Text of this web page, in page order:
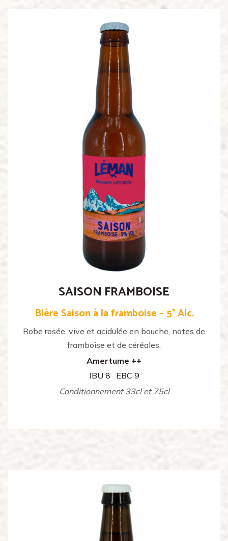
SAISON FRAMBOISE
Bière Saison à la framboise – 5° Alc.
Robe rosée, vive et acidulée en bouche, notes de
framboise et de céréales.
Amertume ++
IBU 8 · EBC 9
Conditionnement 33cl et 75cl